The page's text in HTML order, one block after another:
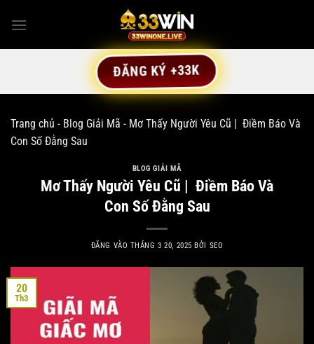
qua
ĐĂNG KÝ +33K
Trang chủ - Blog Giải Mã - Mơ Thấy Người Yêu Cũ | Điềm Báo Và
Con Số Đằng Sau
BLOG GIẢI MÃ
Mơ Thấy Người Yêu Cũ | Điềm Báo Và
Con Số Đằng Sau
ĐĂNG VÀO THÁNG 3 20, 2025 BỞI SEO
20
Th3